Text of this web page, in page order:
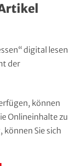
digital lesen
der
können
Onlineinhalte zu
können Sie sich